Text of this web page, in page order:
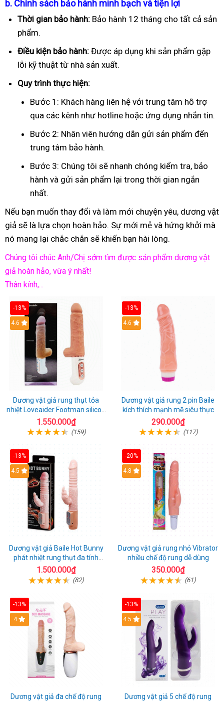
b. Chính sách bảo hành minh bạch và tiện lợi
Thời gian bảo hành: Bảo hành 12 tháng cho tất cả sản
phẩm.
Điều kiện bảo hành: Được áp dụng khi sản phẩm gặp
lỗi kỹ thuật từ nhà sản xuất.
Quy trình thực hiện:
Bước 1: Khách hàng liên hệ với trung tâm hỗ trợ
qua các kênh như hotline hoặc ứng dụng nhắn tin.
Bước 2: Nhân viên hướng dẫn gửi sản phẩm đến
trung tâm bảo hành.
Bước 3: Chúng tôi sẽ nhanh chóng kiểm tra, bảo
hành và gửi sản phẩm lại trong thời gian ngắn
nhất.
Nếu bạn muốn thay đổi và làm mới chuyện yêu, dương vật
giả sẽ là lựa chọn hoàn hảo. Sự mới mẻ và hứng khởi mà
nó mang lại chắc chắn sẽ khiến bạn hài lòng.
Chúng tôi chúc Anh/Chị sớm tìm được sản phẩm dương vật
giả hoàn hảo, vừa ý nhất!
Thân kính,...
-13%
Hot
4.6
Dương vật giả rung thụt tỏa
nhiệt Loveaider Footman silicon
an toàn
1.550.000₫
(159)
-13%
Hot
4.6
Dương vật giả rung 2 pin Baile
kích thích mạnh mẽ siêu thực
290.000₫
(117)
-13%
Hot
4.5
Dương vật giả Baile Hot Bunny
phát nhiệt rung thụt đa tính
năng sạc điện
1.500.000₫
(82)
-20%
Hot
4.8
Dương vật giả rung nhỏ Vibrator
nhiều chế độ rung dễ dùng
350.000₫
(61)
-13%
Hot
4
Dương vật giả đa chế độ rung
-13%
Hot
4.5
Dương vật giả 5 chế độ rung